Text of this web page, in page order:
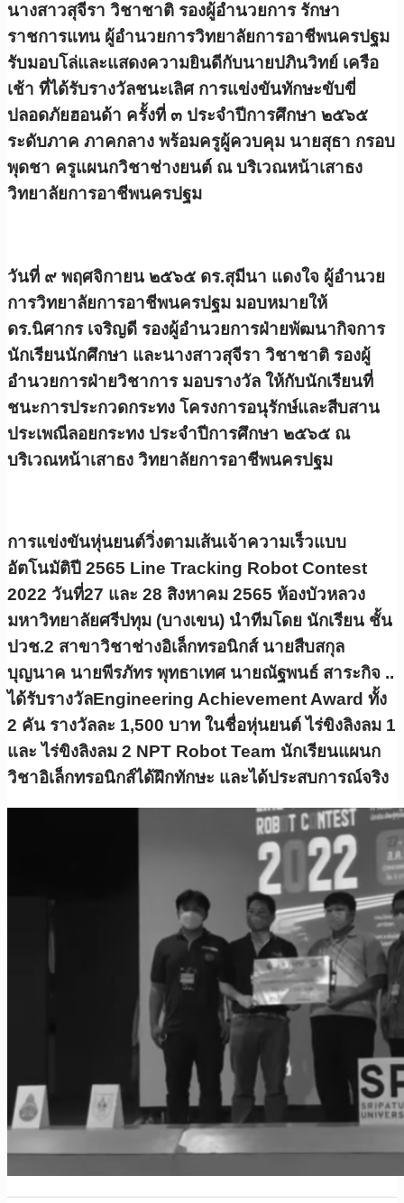
นางสาวสุจีรา วิชาชาติ รองผู้อำนวยการ รักษา
ราชการแทน ผู้อำนวยการวิทยาลัยการอาชีพนครปฐม
รับมอบโล่และแสดงความยินดีกับนายปภินวิทย์ เครือ
เช้า ที่ได้รับรางวัลชนะเลิศ การแข่งขันทักษะขับขี่
ปลอดภัยฮอนด้า ครั้งที่ ๓ ประจำปีการศึกษา ๒๕๖๕
ระดับภาค ภาคกลาง พร้อมครูผู้ควบคุม นายสุธา กรอบ
พุดชา ครูแผนกวิชาช่างยนต์ ณ บริเวณหน้าเสาธง
วิทยาลัยการอาชีพนครปฐม
วันที่ ๙ พฤศจิกายน ๒๕๖๕ ดร.สุมีนา แดงใจ ผู้อำนวย
การวิทยาลัยการอาชีพนครปฐม มอบหมายให้
ดร.นิศากร เจริญดี รองผู้อำนวยการฝ่ายพัฒนากิจการ
นักเรียนนักศึกษา และนางสาวสุจีรา วิชาชาติ รองผู้
อำนวยการฝ่ายวิชาการ มอบรางวัล ให้กับนักเรียนที่
ชนะการประกวดกระทง โครงการอนุรักษ์และสีบสาน
ประเพณีลอยกระทง ประจำปีการศึกษา ๒๕๖๕ ณ
บริเวณหน้าเสาธง วิทยาลัยการอาชีพนครปฐม
การแข่งขันหุ่นยนต์วิ่งตามเส้นเจ้าความเร็วแบบ
อัตโนมัติปี 2565 Line Tracking Robot Contest
2022 วันที่27 และ 28 สิงหาคม 2565 ห้องบัวหลวง
มหาวิทยาลัยศรีปทุม (บางเขน) นำทีมโดย นักเรียน ชั้น
ปวช.2 สาขาวิชาช่างอิเล็กทรอนิกส์ นายสืบสกุล
บุญนาค นายพีรภัทร พุทธาเทศ นายณัฐพนธ์ สาระกิจ ..
ได้รับรางวัลEngineering Achievement Award ทั้ง
2 คัน รางวัลละ 1,500 บาท ในชื่อหุ่นยนต์ ไร่ขิงลิงลม 1
และ ไร่ขิงลิงลม 2 NPT Robot Team นักเรียนแผนก
วิชาอิเล็กทรอนิกส์ได้ฝึกทักษะ และได้ประสบการณ์จริง